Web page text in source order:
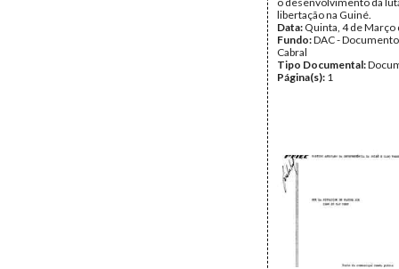
libertação na Guiné.
Data: Quinta, 4 de Março
Fundo:DAC -
Cabral
Tipo Documental:
Página(s): 1